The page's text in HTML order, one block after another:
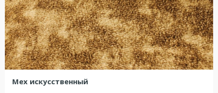
Мех искусственный